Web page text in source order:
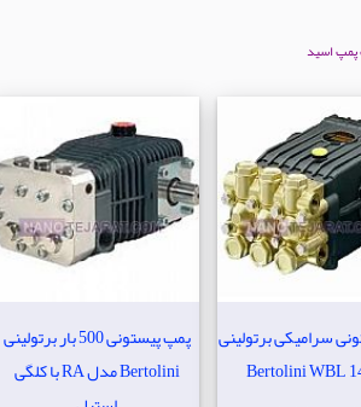
اسید
پمپ پیستونی 500 بار برتولینی
Bertolini مدل RA با کلگی
سرامیکی برتولینی
Bertolini WBL